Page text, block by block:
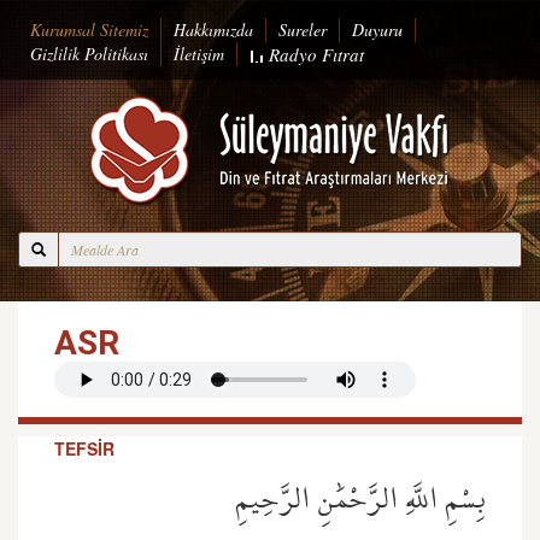
Kurumsal Sitemiz Hakkımızda Sureler
Duyuru
Gizlilik Politikası
İletişim Radyo Fıtrat
ASR
TEFSİR
بِسْمِ اللَّهِ الرَّحْمَٰنِ الرَّحِيمِ